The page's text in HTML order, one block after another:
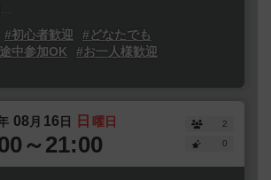
#初心者歓迎
#どなたでも
中参加OK
#お一人様歓迎
08 月 16日 日 曜日
～21:00
2
0